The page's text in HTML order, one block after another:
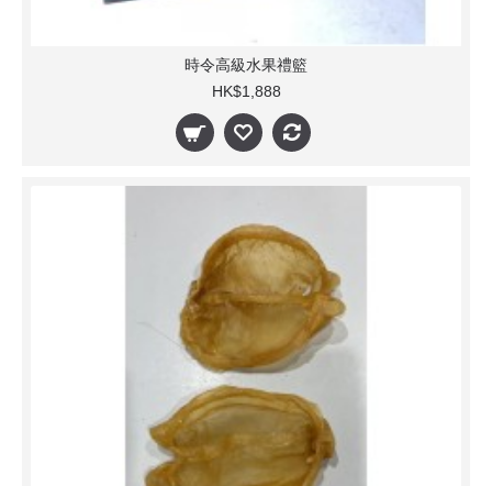
時令高級水果禮籃
HK$1,888